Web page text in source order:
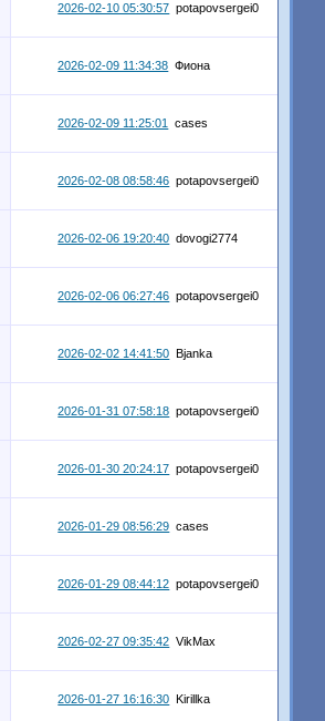
2026-02-10 05:30:57 potapovsergei0
2026-02-09 11:34:38 Фиона
2026-02-09 11:25:01 cases
2026-02-08 08:58:46 potapovsergei0
2026-02-06 19:20:40 dovogi2774
2026-02-06 06:27:46 potapovsergei0
2026-02-02 14:41:50 Bjanka
2026-01-31 07:58:18 potapovsergei0
2026-01-30 20:24:17 potapovsergei0
2026-01-29 08:56:29 cases
2026-01-29 08:44:12 potapovsergei0
2026-02-27 09:35:42 VikMax
2026-01-27 16:16:30 Kirillka